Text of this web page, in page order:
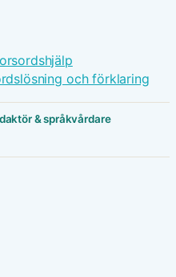
och förklaring
& språkvårdare